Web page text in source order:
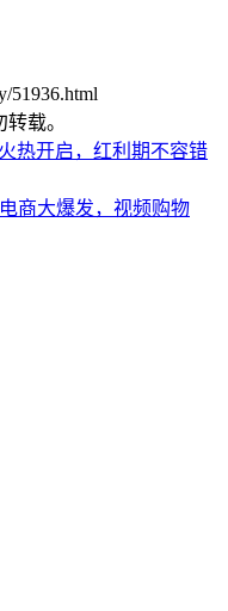
51936.html
载。
热开启，红利期不容错
商大爆发，视频购物